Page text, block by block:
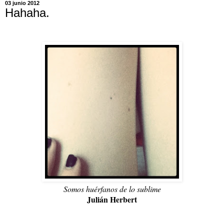
03 junio 2012
Hahaha.
Somos huérfanos de lo sublime
Julián Herbert